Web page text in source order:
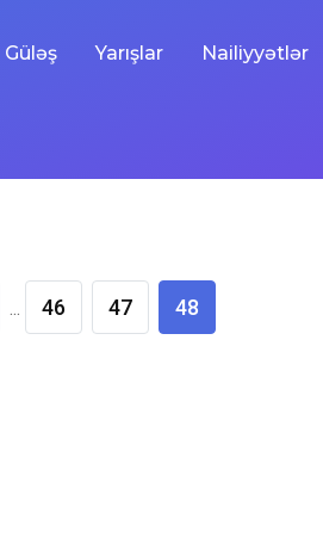
Güləş Yarışlar Nailiyyətlər
46 47 48